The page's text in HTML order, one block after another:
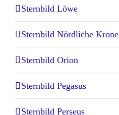
Sternbild Löwe
Sternbild Nördliche Krone
Sternbild Orion
Sternbild Pegasus
Sternbild Perseus